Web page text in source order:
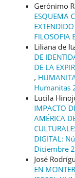
Gerónimo
ESQUEMA
EXTENDIDO
FILOSOFIA
Liliana de
DE
DE LA
,
Humanitas
Lucila
IMPACTO
AMÉRICA
DIGITAL:
Diciembre
José
EN